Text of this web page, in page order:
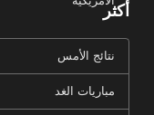
أكثر
نتائج الأمس
مباريات الغد